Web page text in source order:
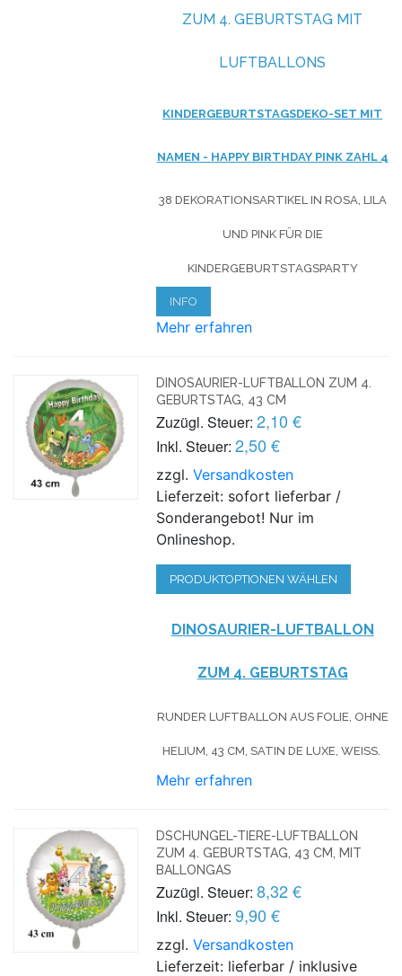
ZUM 4. GEBURTSTAG MIT
LUFTBALLONS
KINDERGEBURTSTAGSDEKO-SET MIT
NAMEN - HAPPY BIRTHDAY PINK ZAHL 4
38 DEKORATIONSARTIKEL IN ROSA, LILA
UND PINK FÜR DIE
KINDERGEBURTSTAGSPARTY
INFO
Mehr erfahren
DINOSAURIER-LUFTBALLON ZUM 4.
GEBURTSTAG, 43 CM
Zuzügl. Steuer: 2,10 €
Inkl. Steuer: 2,50 €
zzgl.Versandkosten
Lieferzeit: sofort lieferbar /
Sonderangebot! Nur im
Onlineshop.
PRODUKTOPTIONEN WÄHLEN
DINOSAURIER-LUFTBALLON
ZUM 4. GEBURTSTAG
RUNDER LUFTBALLON AUS FOLIE, OHNE
HELIUM, 43 CM, SATIN DE LUXE, WEISS.
Mehr erfahren
DSCHUNGEL-TIERE-LUFTBALLON
ZUM 4. GEBURTSTAG, 43 CM, MIT
BALLONGAS
Zuzügl. Steuer: 8,32 €
Inkl. Steuer: 9,90 €
zzgl.Versandkosten
Lieferzeit: lieferbar / inklusive